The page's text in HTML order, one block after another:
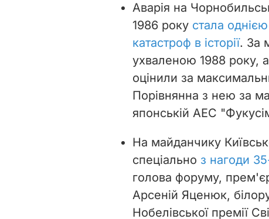
Аварія на
1986 року стала
катастроф в історії. За
ухваленою 1988 року,
оцінили за
Порівнянна з нею за
японській АЕС
На майданчику
спеціально з нагоди
голова форуму,
Арсеній Яценюк,
Нобелівської премії